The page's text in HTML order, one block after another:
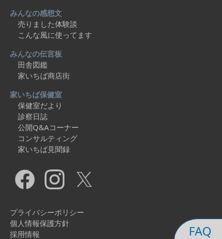
FAQ
みんなの感想文
売りました体験談
こんな風に使ってます
みんなの伝言板
田舎図鑑
家いちば商店街
家いちば保健室
保健室だより
診察日誌
公開Q&Aコーナー
コンサルティング
家いちば見聞録
プライバシーポリシー
個人情報保護方針
採用情報